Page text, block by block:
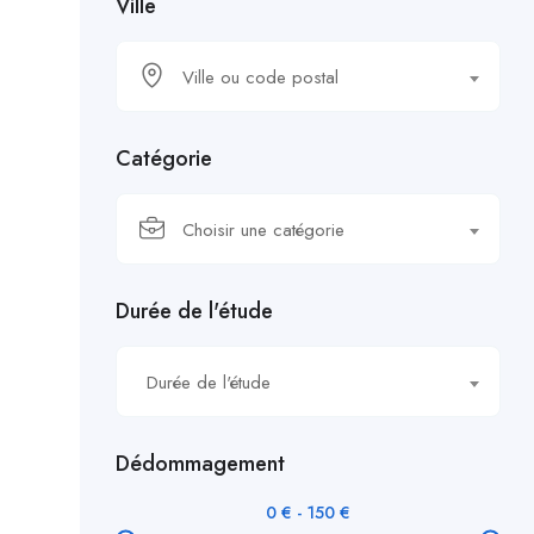
Ville ou code postal
Catégorie
Choisir une catégorie
Durée de l'étude
Durée de l'étude
Dédommagement
0 € - 150 €